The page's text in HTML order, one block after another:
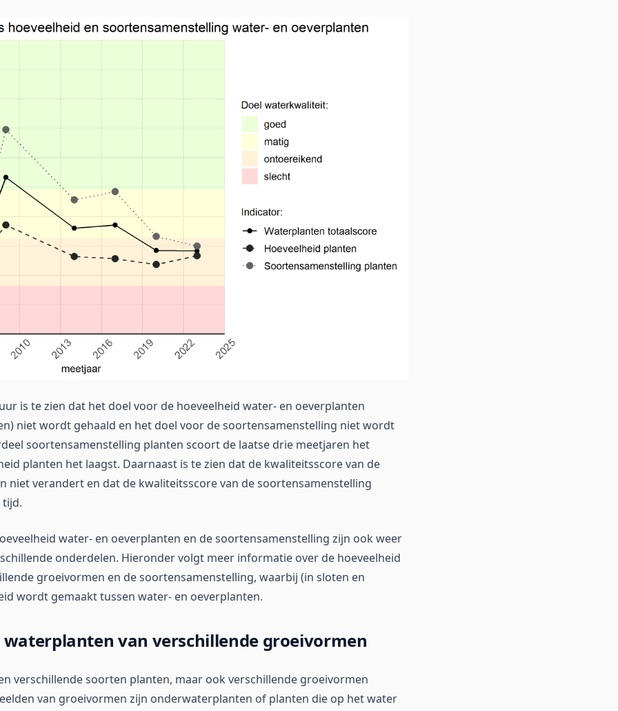
is te zien dat het doel voor de hoeveelheid water- en oeverplanten
niet wordt gehaald en het doel voor de soortensamenstelling niet wordt
soortensamenstelling planten scoort de laatse drie meetjaren het
planten het laagst. Daarnaast is te zien dat de kwaliteitsscore van de
niet verandert en dat de kwaliteitsscore van de soortensamenstelling
water- en oeverplanten en de soortensamenstelling zijn ook weer
onderdelen. Hieronder volgt meer informatie over de hoeveelheid
groeivormen en de soortensamenstelling, waarbij (in sloten en
wordt gemaakt tussen water- en oeverplanten.
waterplanten van verschillende groeivormen
verschillende soorten planten, maar ook verschillende groeivormen
van groeivormen zijn onderwaterplanten of planten die op het water